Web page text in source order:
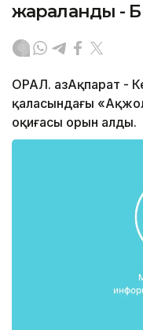
жараланды -
ОРАЛ. ҚазАқпарат -
қаласындағы
оқиғасы орын алды.